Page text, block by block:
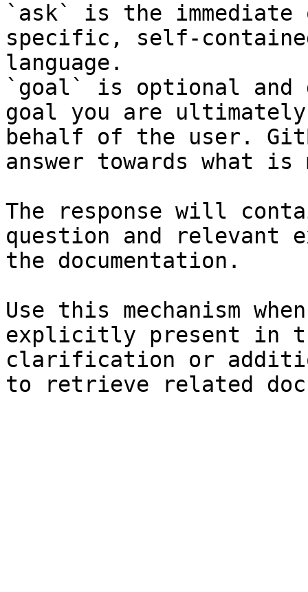
`ask` is the
specific, self-
language.
`goal` is optional and
goal you are
behalf of the user.
answer towards what
The response will
question and relevant
the documentation.
Use this mechanism
explicitly present in
clarification or